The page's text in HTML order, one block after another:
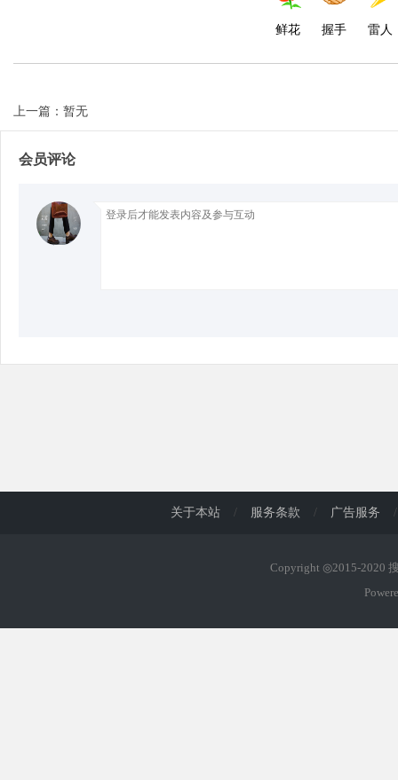
Bo
鲜花 握手 雷人
上一篇：暂无
会员评论
关于本站 / 服务条款 / 广告服务 /
Copyright ◎2015-2020